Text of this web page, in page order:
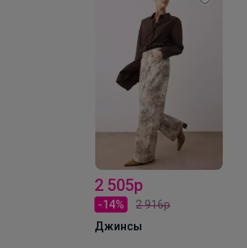
1 107р
Леггинсы